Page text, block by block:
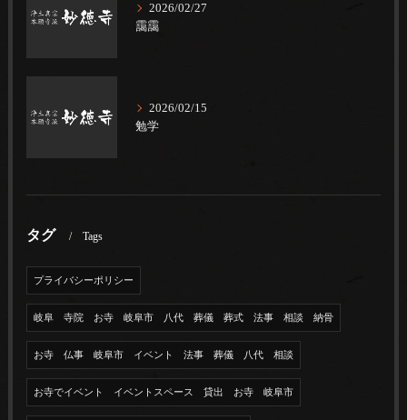
2026/02/27
靄靄
2026/02/15
勉学
タグ Tags
プライバシーポリシー
岐阜 寺院 お寺 岐阜市 八代 葬儀 葬式 法事 相談 納骨
お寺 仏事 岐阜市 イベント 法事 葬儀 八代 相談
お寺でイベント イベントスペース 貸出 お寺 岐阜市